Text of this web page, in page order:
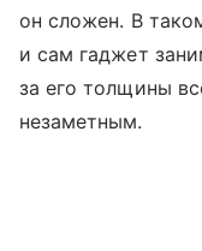
он сложен. В
и сам гаджет
за его толщины
незаметным.